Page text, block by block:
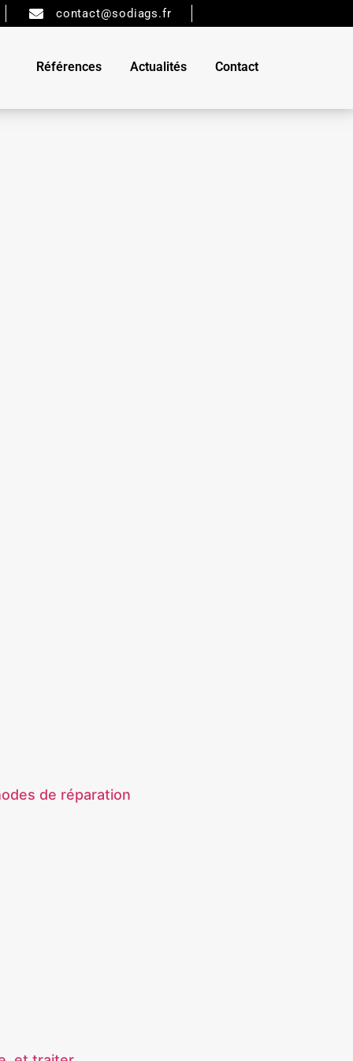
contact@sodiags.fr
Références Actualités Contact
de réparation